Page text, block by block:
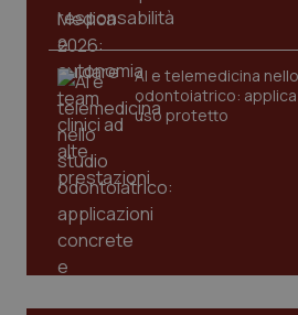
AI e telemedicina
odontoiatrico:
uso protetto
CookieScriptConsent